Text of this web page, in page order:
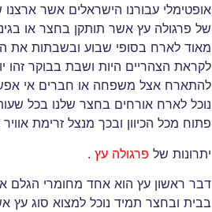
אופטימלי עבורנו הישראלים אשר
של פרגולה עץ אשר תותקן בחצר או
מאוד לארח בסופי שבוע ובשבתות את
לקראת הצהריים היות ושבת בבוקר זהו
להתארח אצל משפחה או חברים אי
נוכל לארח אורחים בחצר שלנו בכל
פתוח מכל הכיוון ובכך מנצל זרימת
יתרונות של פרגולה עץ .
דבר ראשון עץ הוא אחד מחומרי הגלם
בבית ובחצר תמיד נוכל למצוא סוג עץ